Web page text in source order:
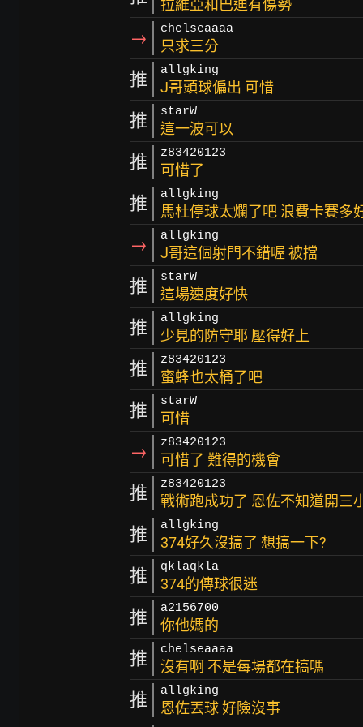
拉維亞和巴迪有傷勢
→ chelseaaaa
只求三分
推 allgking
J哥頭球偏出 可惜
推 starW
這一波可以
推 z83420123
可惜了
推 allgking
馬杜停球太爛了吧 浪費卡賽多
→ allgking
J哥這個射門不錯喔 被擋
推 starW
這場速度好快
推 allgking
少見的防守耶 壓得好上
推 z83420123
蜜蜂也太桶了吧
推 starW
可惜
→ z83420123
可惜了 難得的機會
推 z83420123
戰術跑成功了 恩佐不知道開三
推 allgking
374好久沒搞了 想搞一下?
推 qklaqkla
374的傳球很迷
推 a2156700
你他媽的
推 chelseaaaa
沒有啊 不是每場都在搞嗎
推 allgking
恩佐丟球 好險沒事